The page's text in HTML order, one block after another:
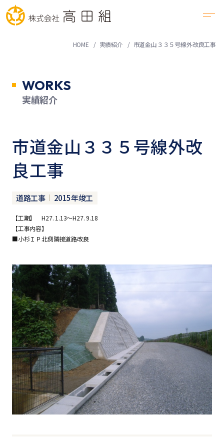
HOME 実績紹介 市道金山３３５号線外改良工事
WORKS
実績紹介
市道金山３３５号線外改
良工事
道路工事 2015年竣工
【工期】 H27. 1.13～H27. 9.18
【工事内容】
■小杉ＩＰ北側隣接道路改良